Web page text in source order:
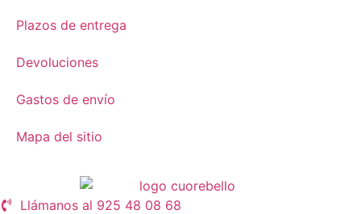
Plazos de entrega
Devoluciones
Gastos de envío
Mapa del sitio
Llámanos al 925 48 08 68